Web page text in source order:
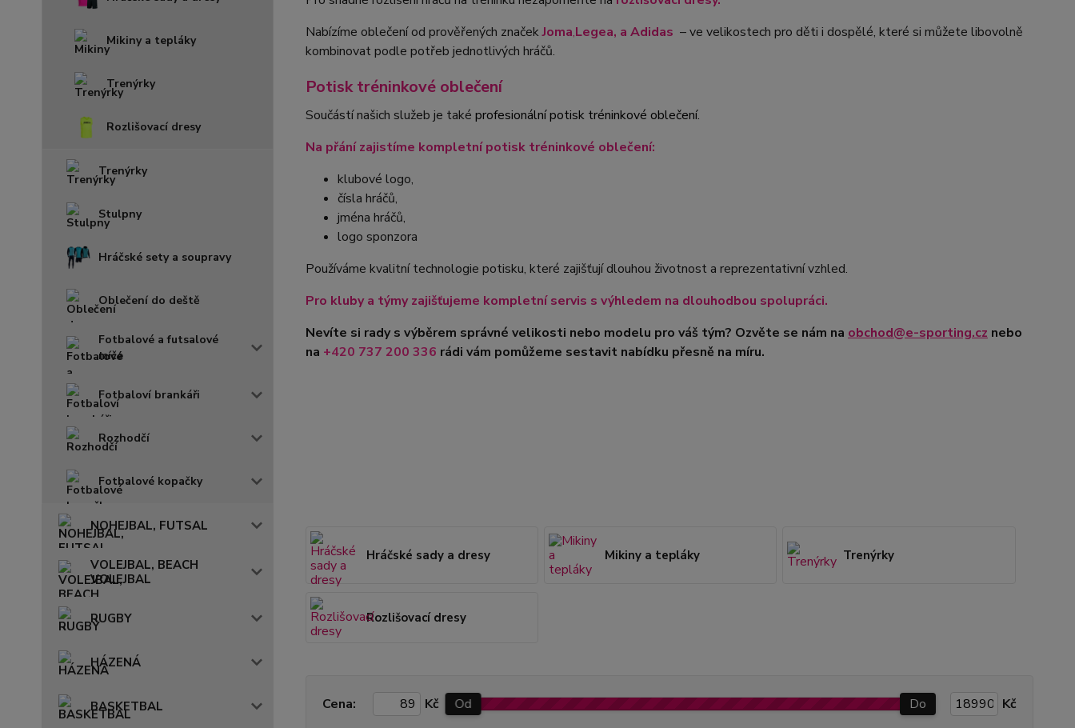
Mikiny a tepláky
Trenýrky
Rozlišovací dresy
Trenýrky
Stulpny
Hráčské sety a soupravy
Oblečení do deště
Fotbalové a futsalové
míče
Fotbaloví brankáři
Rozhodčí
Fotbalové kopačky
NOHEJBAL, FUTSAL
VOLEJBAL, BEACH
VOLEJBAL
RUGBY
HÁZENÁ
BASKETBAL
Nabízíme oblečení od prověřených značekJoma,Legea, a Adidas – ve velikostech pro děti i dospělé, které si můžete libovolně
kombinovat podle potřeb jednotlivých hráčů.
Potisk tréninkové oblečení
Součástí našich služeb je také profesionální potisk tréninkové oblečení.
Na přání zajistíme kompletní potisk tréninkové oblečení:
klubové logo,
čísla hráčů,
jména hráčů,
logo sponzora
Používáme kvalitní technologie potisku, které zajišťují dlouhou životnost a reprezentativní vzhled.
Pro kluby a týmyzajišťujeme kompletní servis s výhledem na dlouhodbou spolupráci.
Nevíte si rady s výběrem správné velikosti nebo modelu pro váš tým? Ozvěte se nám na obchod@e-sporting.cz nebo
na +420 737 200 336 rádi vám pomůžeme sestavit nabídku přesně na míru.
Hráčské sady a dresy Mikiny a tepláky Trenýrky
Rozlišovací dresy
Cena: Kč Od Do Kč